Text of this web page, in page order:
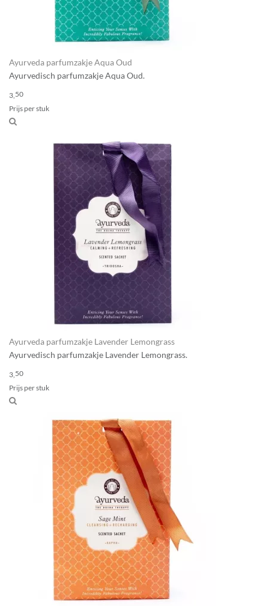
Ayurveda parfumzakje Aqua Oud
Ayurvedisch parfumzakje Aqua Oud.
3, 50
Prijs per stuk
Ayurveda parfumzakje Lavender Lemongrass
Ayurvedisch parfumzakje Lavender Lemongrass.
3, 50
Prijs per stuk